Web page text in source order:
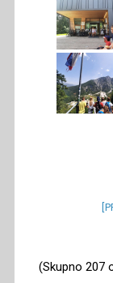
(Skupno 207